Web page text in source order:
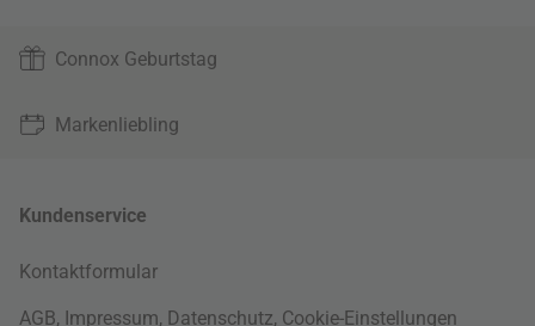
Connox Geburtstag
Markenliebling
Kundenservice
Kontaktformular
AGB, Impressum, Datenschutz, Cookie-Einstellungen